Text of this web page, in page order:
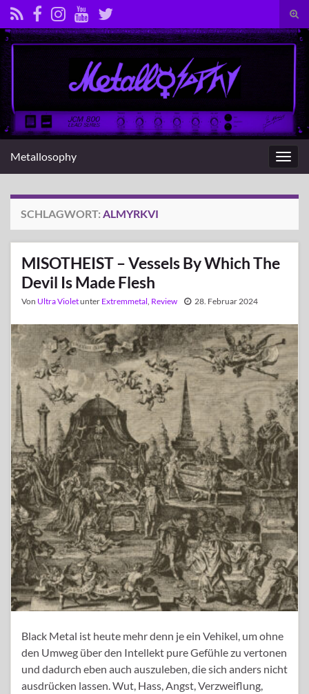
Search for:
Metallosophy
SCHLAGWORT: ALMYRKVI
MISOTHEIST – Vessels By Which The
Devil Is Made Flesh
Von Ultra Violetunter Extremmetal Review 28. Februar 2024
Black Metal ist heute mehr denn je ein Vehikel, um ohne
den Umweg über den Intellekt pure Gefühle zu vertonen
und dadurch eben auch auszuleben, die sich anders nicht
ausdrücken lassen. Wut, Hass, Angst, Verzweiflung,